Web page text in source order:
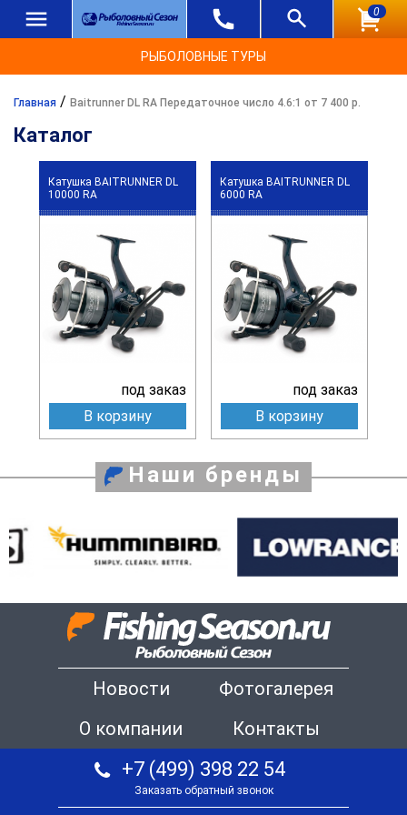
0
РЫБОЛОВНЫЕ ТУРЫ
Главная / Baitrunner DL RA Передаточное число 4.6:1 от 7 400 р.
Каталог
Катушка BAITRUNNER DL
10000 RA
под заказ
В корзину
Катушка BAITRUNNER DL
6000 RA
под заказ
В корзину
Наши бренды
Новости
Фотогалерея
О компании
Контакты
+7 (499) 398 22 54
Заказать обратный звонок